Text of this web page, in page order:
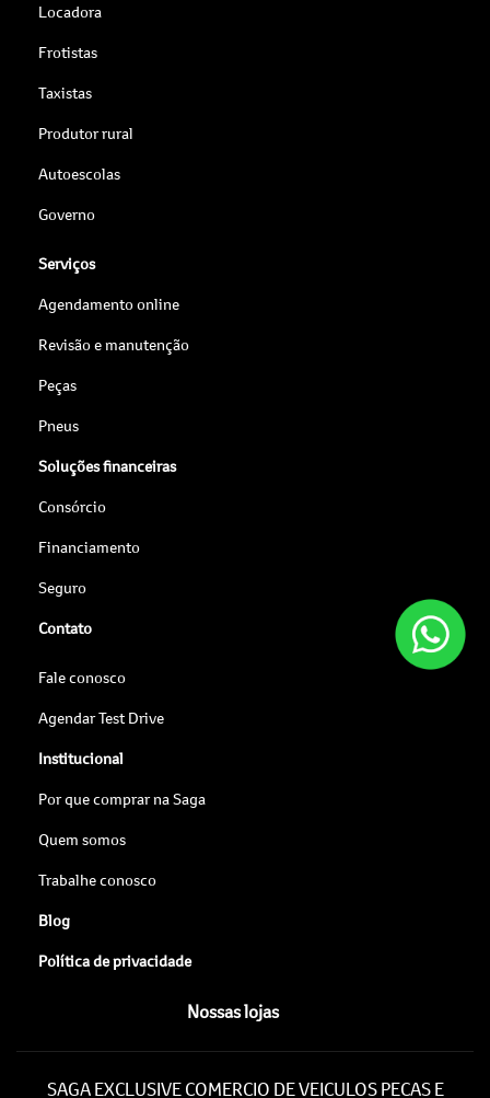
Locadora
Frotistas
Taxistas
Produtor rural
Autoescolas
Governo
Serviços
Agendamento online
Revisão e manutenção
Peças
Pneus
Soluções financeiras
Consórcio
Financiamento
Seguro
Contato
Fale conosco
Agendar Test Drive
Institucional
Por que comprar na Saga
Quem somos
Trabalhe conosco
Blog
Política de privacidade
Nossas lojas
SAGA EXCLUSIVE COMERCIO DE VEICULOS PECAS E